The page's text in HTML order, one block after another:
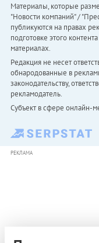
Материалы, которые
"Новости компаний" /
публикуются на правах
подготовке этого
материалах.
Редакция не несет
обнародованные в
законодательству,
рекламодатель.
Субъект в сфере онлайн-
РЕКЛАМА